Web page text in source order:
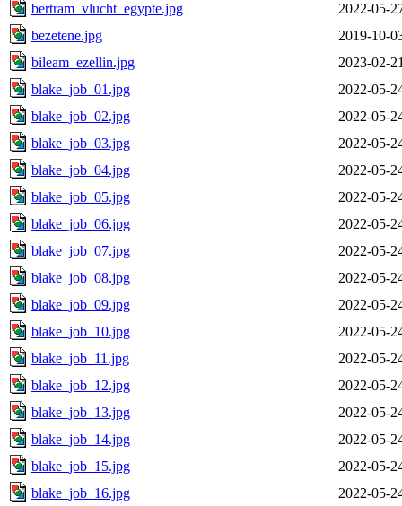
bertram_vlucht_egypte.jpg
2022-05-
bezetene.jpg
2019-10-
bileam_ezellin.jpg
2023-02-
blake_job_01.jpg
2022-05-
blake_job_02.jpg
2022-05-
blake_job_03.jpg
2022-05-
blake_job_04.jpg
2022-05-
blake_job_05.jpg
2022-05-
blake_job_06.jpg
2022-05-
blake_job_07.jpg
2022-05-
blake_job_08.jpg
2022-05-
blake_job_09.jpg
2022-05-
blake_job_10.jpg
2022-05-
blake_job_11.jpg
2022-05-
blake_job_12.jpg
2022-05-
blake_job_13.jpg
2022-05-
blake_job_14.jpg
2022-05-
blake_job_15.jpg
2022-05-
blake_job_16.jpg
2022-05-